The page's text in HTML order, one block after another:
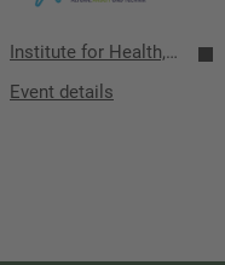
Institute for Health, Aging, Work and Technology (GAT)
Event details